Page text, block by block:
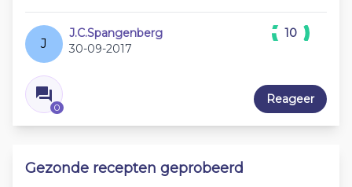
J
J.C.Spangenberg
30-09-2017
0
10
Reageer
Gezonde recepten geprobeerd